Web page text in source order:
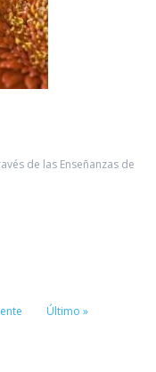
de las Enseñanzas de
Último »